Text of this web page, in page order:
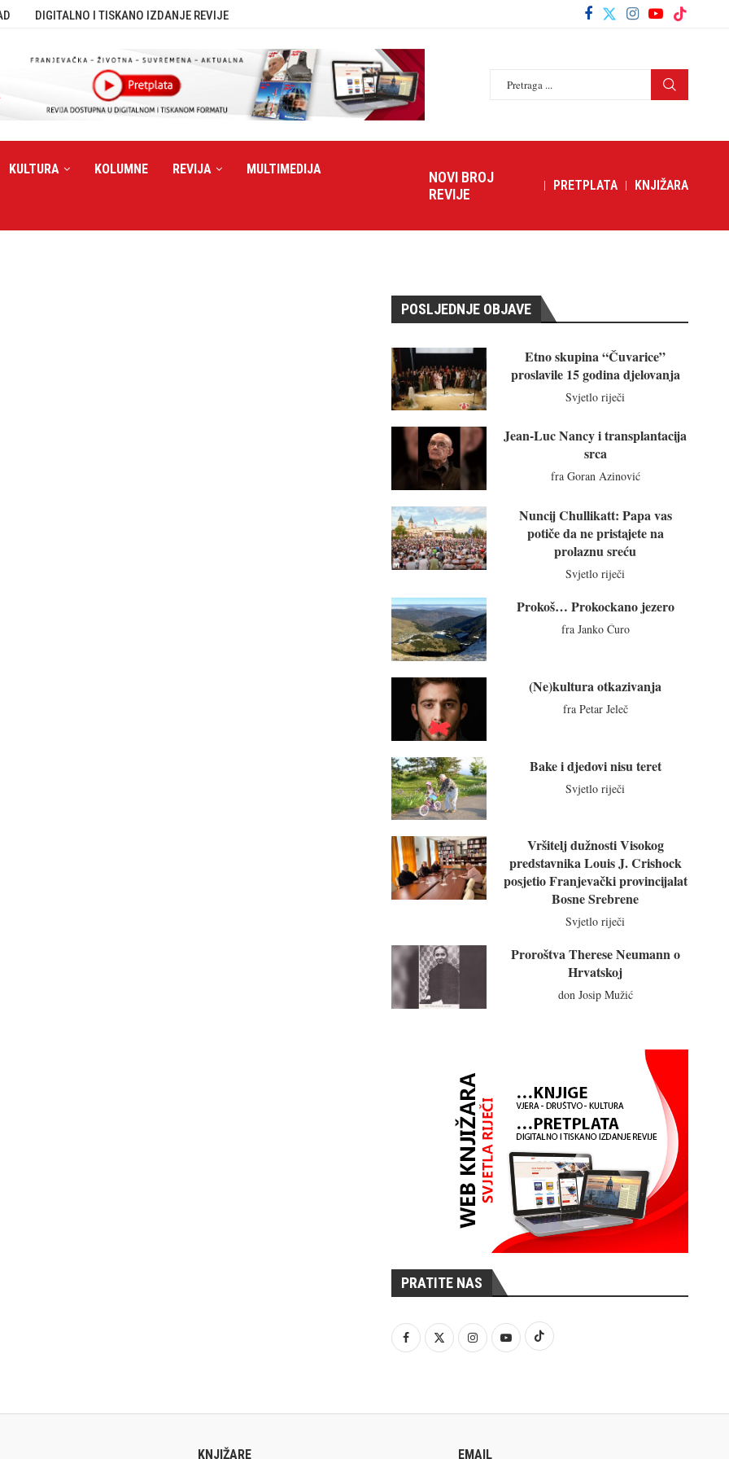
DIGITALNO I TISKANO IZDANJE REVIJE
KULTURA KOLUMNE REVIJA MULTIMEDIJA
NOVI BROJ
REVIJE
PRETPLATA KNJIŽARA
POSLJEDNJE OBJAVE
Etno skupina “Čuvarice”
proslavile 15 godina djelovanja
Svjetlo riječi
Jean-Luc Nancy i transplantacija
srca
fra Goran Azinović
Nuncij Chullikatt: Papa vas
potiče da ne pristajete na
prolaznu sreću
Svjetlo riječi
Prokoš… Prokockano jezero
fra Janko Ćuro
(Ne)kultura otkazivanja
fra Petar Jeleč
Bake i djedovi nisu teret
Svjetlo riječi
Vršitelj dužnosti Visokog
predstavnika Louis J. Crishock
posjetio Franjevački provincijalat
Bosne Srebrene
Svjetlo riječi
Proroštva Therese Neumann o
Hrvatskoj
don Josip Mužić
PRATITE NAS
KNJIŽARE EMAIL